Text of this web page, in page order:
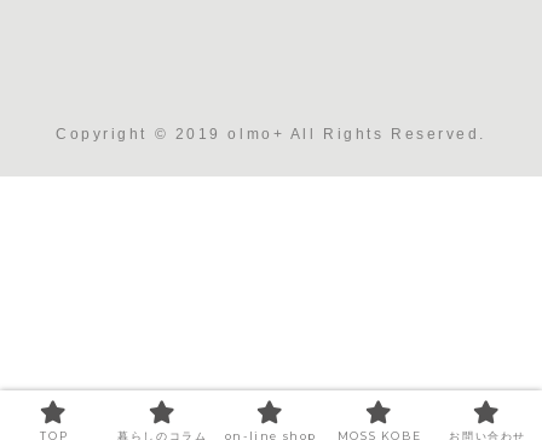
Copyright © 2019 olmo+ All Rights Reserved.
TOP 暮らしのコラム on-line shop MOSS KOBE お問い合わせ